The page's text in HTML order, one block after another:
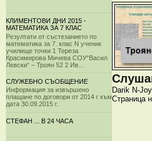
КЛИМЕНТОВИ ДНИ 2015 -
МАТЕМАТИКА ЗА 7 КЛАС
Резултати от състезанието по
математика за 7. клас N ученик
училище точки 1 Тереза
Красимирова Мичева СОУ“Васил
Левски“ – Троян 52 2 Ив...
СЛУЖЕБНО СЪОБЩЕНИЕ
Информация за извършено
плащане по договори от 2014 г към
дата 30.09.2015 г.
СТЕФАН ... В 24 ЧАСА
Darik N-Joy
Страница